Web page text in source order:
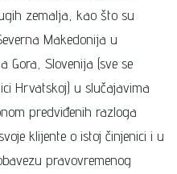
zemalja, kao što su
Makedonija u
Gora, Slovenija (sve se
Hrvatskoj) u slučajavima
predviđenih razloga
klijente o istoj činjenici i u
pravovremenog